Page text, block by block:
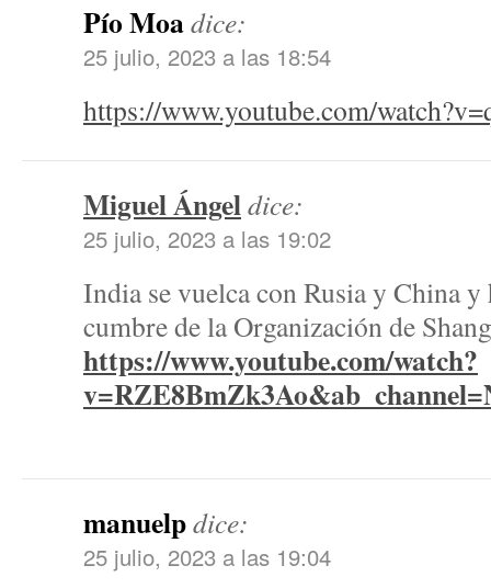
Pío Moadice:
25 julio, 2023 a las 18:54
https://www.youtube.com/
Miguel Ángeldice:
25 julio, 2023 a las 19:02
India se vuelca con Rusia y China
cumbre de la Organización de
https://www.youtube.com/watch?
manuelpdice:
25 julio, 2023 a las 19:04